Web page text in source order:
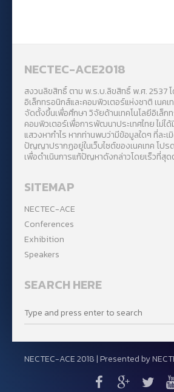
NECTEC-ACE2018
สงวนลิขสิทธิ์ ตาม พ.ร.บ.ลิขสิทธิ์ พ.ศ. 2537
อิเล็กทรอนิกส์และคอมพิวเตอร์แห่งชาติ เนค
จัดตั้งขึ้นเพื่อศึกษา วิจัยด้านเทคโนโลยีอิเล็ก
คอมพิวเตอร์เพื่อการพัฒนาประเทศไทย ไม่ไ
แสวงหากำไร หากท่านพบว่ามีข้อมูลใดๆ ที่ละ
ปัญญาปรากฏอยู่ในเว็บไซต์ของเนคเทค โปร
เพื่อดำเนินการแก้ปัญหาดังกล่าวโดยเร็วที่สุด
SITEMAP
NECTEC-ACE
Conferences
Exhibition
Speakers
SEARCH HERE
NECTEC-ACE 2018 | Presented by